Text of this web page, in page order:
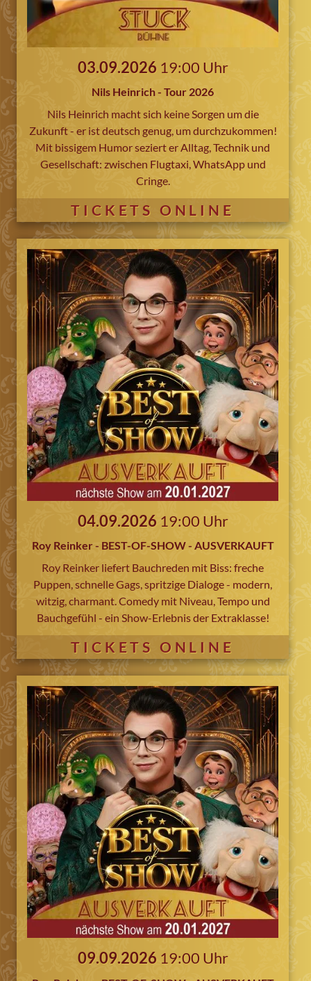
03.09.2026 19:00 Uhr
Nils Heinrich - Tour 2026
Nils Heinrich macht sich keine Sorgen um die
Zukunft - er ist deutsch genug, um durchzukommen!
Mit bissigem Humor seziert er Alltag, Technik und
Gesellschaft: zwischen Flugtaxi, WhatsApp und
Cringe.
TICKETS ONLINE
04.09.2026 19:00 Uhr
Roy Reinker - BEST-OF-SHOW - AUSVERKAUFT
Roy Reinker liefert Bauchreden mit Biss: freche
Puppen, schnelle Gags, spritzige Dialoge - modern,
witzig, charmant. Comedy mit Niveau, Tempo und
Bauchgefühl - ein Show-Erlebnis der Extraklasse!
TICKETS ONLINE
09.09.2026 19:00 Uhr